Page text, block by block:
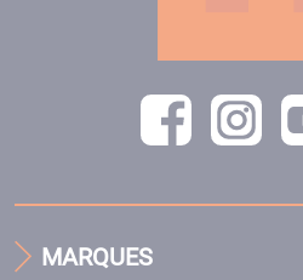
MARQUES